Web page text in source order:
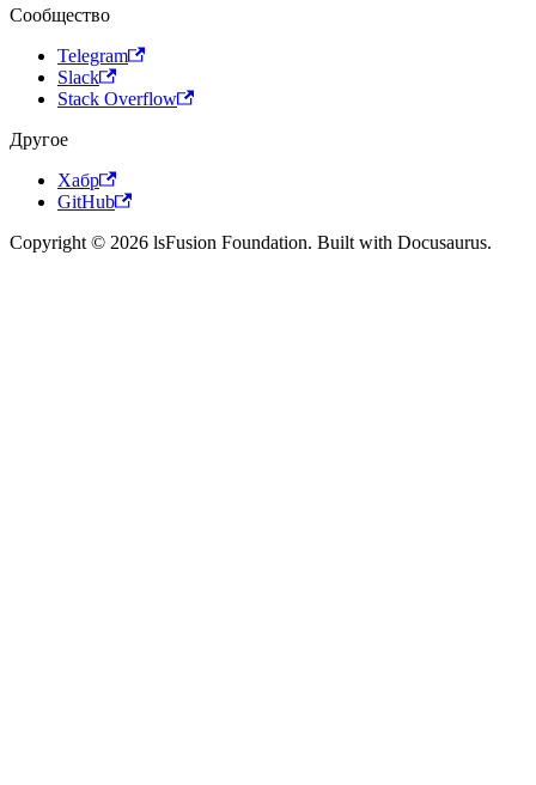
Сообщество
Telegram
Slack
Stack Overflow
Другое
Хабр
GitHub
Copyright © 2026 lsFusion Foundation. Built with Docusaurus.